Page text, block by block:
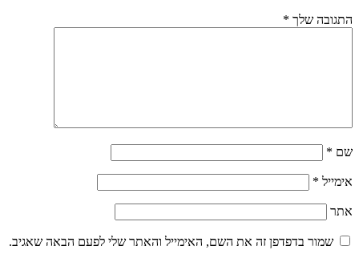
התגובה שלך *
שם *
אימייל *
אתר
שמור בדפדפן זה את השם, האימייל והאתר שלי לפעם הבאה שאגיב.